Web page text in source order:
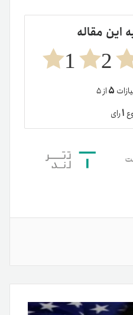
این مقاله
2
1
۵از ۵
۱رای